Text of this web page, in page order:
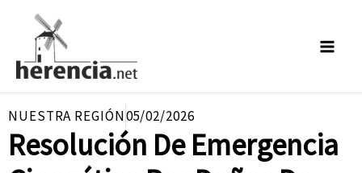
contenido
NUESTRA REGIÓN05/02/2026
Resolución De Emergencia